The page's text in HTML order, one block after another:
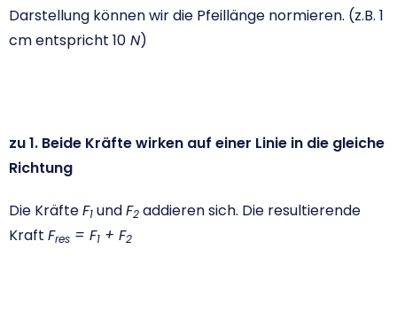
Darstellung können wir die Pfeillänge normieren. (z.B. 1
cm entspricht 10 N)
zu 1. Beide Kräfte wirken auf einer Linie in die gleiche
Richtung
Die KräfteF1 undF2 addieren sich. Die resultierende
Kraft Fres = F1 + F2